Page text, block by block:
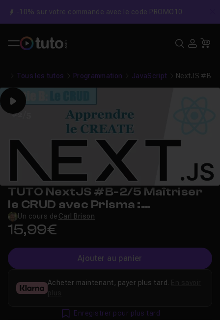
-10% sur votre commande avec le code PROMO10
Tous les tutos Programmation JavaScript NextJS #B-
Play
TUTO NextJS #B-2/5 Maîtriser
le CRUD avec Prisma :
Apprendre le CREATE
Un cours de Carl Brison
15,99€
Ajouter au panier
Acheter maintenant, payer plus tard.
plus
Enregistrer pour plus tard